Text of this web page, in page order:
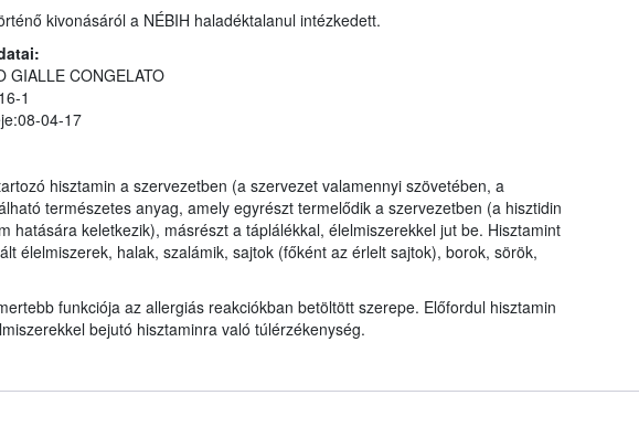
kivonásáról a NÉBIH haladéktalanul intézkedett.
GIALLE CONGELATO
1
04-17
hisztamin a szervezetben (a szervezet valamennyi szövetében, a
természetes anyag, amely egyrészt termelődik a szervezetben (a hisztidin
hatására keletkezik), másrészt a táplálékkal, élelmiszerekkel jut be. Hisztamint
élelmiszerek, halak, szalámik, sajtok (főként az érlelt sajtok), borok, sörök,
funkciója az allergiás reakciókban betöltött szerepe. Előfordul hisztamin
bejutó hisztaminra való túlérzékenység.